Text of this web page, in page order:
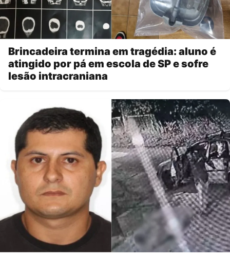
Brincadeira termina em tragédia: aluno é
atingido por pá em escola de SP e sofre
lesão intracraniana